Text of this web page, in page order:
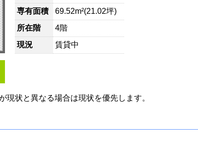
専有面積
69.52m²(21.02坪)
所在階
4階
現況
賃貸中
状と異なる場合は現状を優先します。